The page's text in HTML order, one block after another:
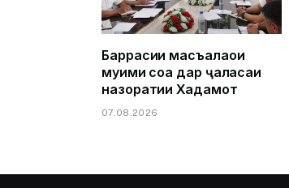
Баррасии масъалаҳои
муҳими соҳа дар ҷаласаи
назоратии Хадамот
07.08.2026